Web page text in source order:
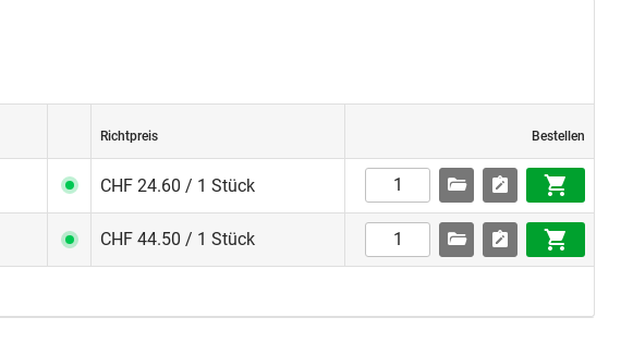
Richtpreis Bestellen
CHF 24.60 / 1 Stück
CHF 44.50 / 1 Stück